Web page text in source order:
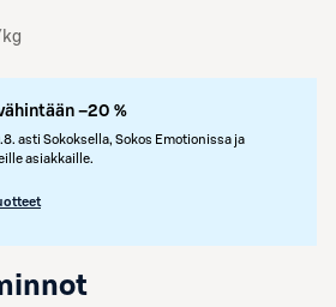
–20 %
asti Sokoksella, Sokos Emotionissa ja
asiakkaille.